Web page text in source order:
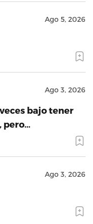
Ago 5, 2026
Ago 3, 2026
bajo tener
pero…
Ago 3, 2026